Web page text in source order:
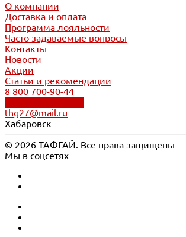
О компании
Доставка и оплата
Программа лояльности
Часто задаваемые вопросы
Контакты
Новости
Акции
Статьи и рекомендации
8 800 700-90-44
thg27@mail.ru
Хабаровск
© 2026 ТАФГАЙ. Все права защищены
Мы в соцсетях